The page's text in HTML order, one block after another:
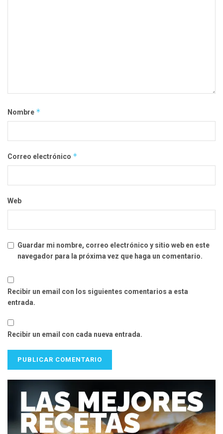
Nombre *
Correo electrónico *
Web
Guardar mi nombre, correo electrónico y sitio web en este
navegador para la próxima vez que haga un comentario.
Recibir un email con los siguientes comentarios a esta
entrada.
Recibir un email con cada nueva entrada.